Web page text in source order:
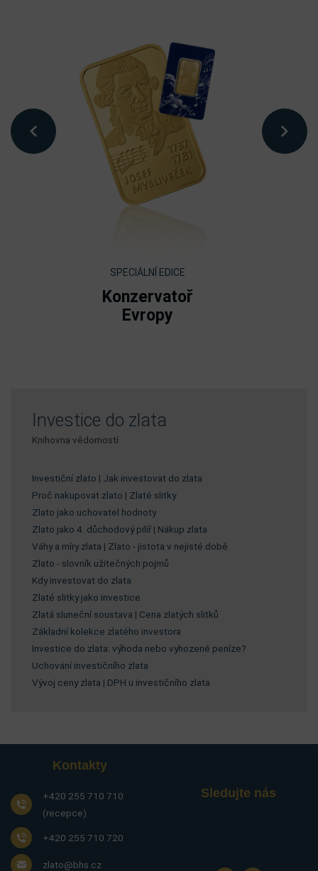
SPECIÁLNÍ EDICE
Konzervatoř
Evropy
Investice do zlata
Knihovna vědomostí
Investiční zlato | Jak investovat do zlata
Proč nakupovat zlato | Zlaté slitky
Zlato jako uchovatel hodnoty
Zlato jako 4. důchodový pilíř | Nákup zlata
Váhy a míry zlata | Zlato - jistota v nejisté době
Zlato - slovník užitečných pojmů
Kdy investovat do zlata
Zlaté slitky jako investice
Zlatá sluneční soustava | Cena zlatých slitků
Základní kolekce zlatého investora
Investice do zlata: výhoda nebo vyhozené peníze?
Uchování investičního zlata
Vývoj ceny zlata | DPH u investičního zlata
Kontakty
+420 255 710 710
(recepce)
+420 255 710 720
zlato@bhs.cz
Sledujte nás